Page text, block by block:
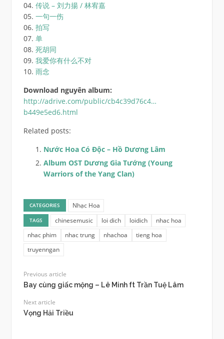
04. 传说 – 刘力揚 / 林宥嘉
05. 一句一伤
06. 拍写
07. 单
08. 死胡同
09. 我爱你有什么不对
10. 雨念
Download nguyên album:
http://adrive.com/public/cb4c39d76c4…
b449e5ed6.html
Related posts:
Nước Hoa Có Độc – Hồ Dương Lâm
Album OST Dương Gia Tướng (Young
Warriors of the Yang Clan)
CATEGORIES Nhạc Hoa
TAGS chinesemusic loi dich loidich
nhac hoa
nhac phim
nhac trung nhachoa
tieng hoa
truyenngan
Previous article
Bay cùng giấc mộng – Lê Minh ft Trần Tuệ Lâm
Next article
Vọng Hải Triều